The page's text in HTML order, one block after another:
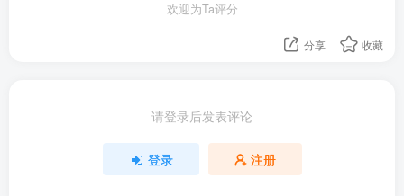
欢迎为Ta评分
分享 收藏
请登录后发表评论
登录 注册